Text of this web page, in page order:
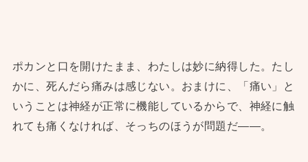
ポカンと口を開けたまま、わたしは妙に納得した。たし
かに、死んだら痛みは感じない。おまけに、「痛い」と
いうことは神経が正常に機能しているからで、神経に触
れても痛くなければ、そっちのほうが問題だ——。